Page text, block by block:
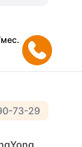
73-29